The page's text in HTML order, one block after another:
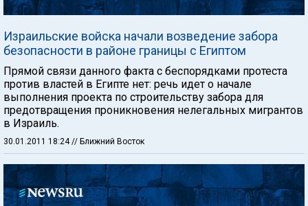
Израильские войска начали возведение забора
безопасности в районе границы с Египтом
Прямой связи данного факта с беспорядками протеста
против властей в Египте нет: речь идет о начале
выполнения проекта по строительству забора для
предотвращения проникновения нелегальных мигрантов
в Израиль.
30.01.2011 18:24// Ближний Восток